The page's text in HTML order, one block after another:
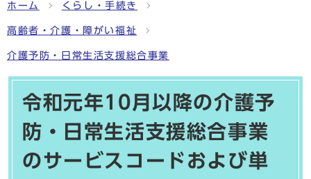
ホーム くらし・手続き
高齢者・介護・障がい福祉
介護予防・日常生活支援総合事業
令和元年10月以降の介護予
防・日常生活支援総合事業
のサービスコードおよび単